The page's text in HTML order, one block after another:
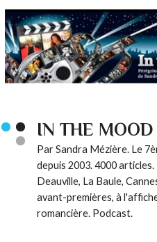
IN THE
Par Sandra Mézière. Le
depuis 2003. 4000
Deauville, La Baule,
avant-premières, à
romancière. Podcast.